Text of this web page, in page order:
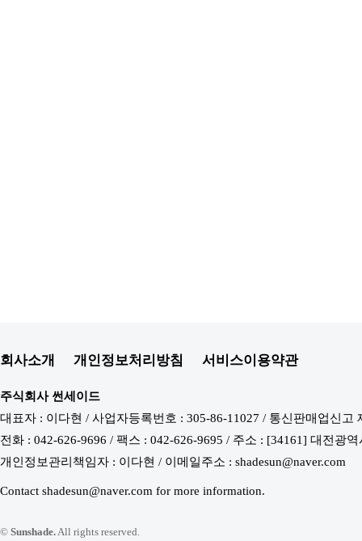
회사소개 개인정보처리방침 서비스이용약관
주식회사 썬세이드
대표자 : 이다현 / 사업자등록번호 : 305-86-11027 / 통신판매업신고
전화 : 042-626-9696 / 팩스 : 042-626-9695 / 주소 : [34161] 대전광
개인정보관리책임자 : 이다현 / 이메일주소 : shadesun@naver.com
Contact shadesun@naver.com for more information.
© Sunshade.All rights reserved.